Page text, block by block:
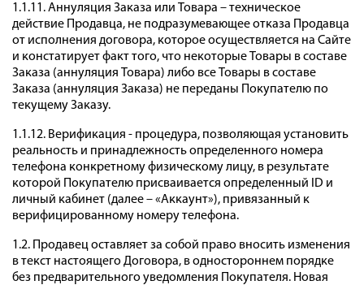
1.1.11. Аннуляция Заказа или Товара – техническое
действие Продавца, не подразумевающее отказа Продавца
от исполнения договора, которое осуществляется на Сайте
и констатирует факт того, что некоторые Товары в составе
Заказа (аннуляция Товара) либо все Товары в составе
Заказа (аннуляция Заказа) не переданы Покупателю по
текущему Заказу.
1.1.12. Верификация - процедура, позволяющая установить
реальность и принадлежность определенного номера
телефона конкретному физическому лицу, в результате
которой Покупателю присваивается определенный ID и
личный кабинет (далее – «Аккаунт»), привязанный к
верифицированному номеру телефона.
1.2. Продавец оставляет за собой право вносить изменения
в текст настоящего Договора, в одностороннем порядке
без предварительного уведомления Покупателя. Новая